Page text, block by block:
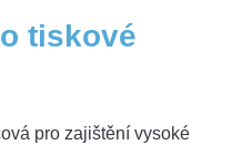
tiskové
pro zajištění vysoké